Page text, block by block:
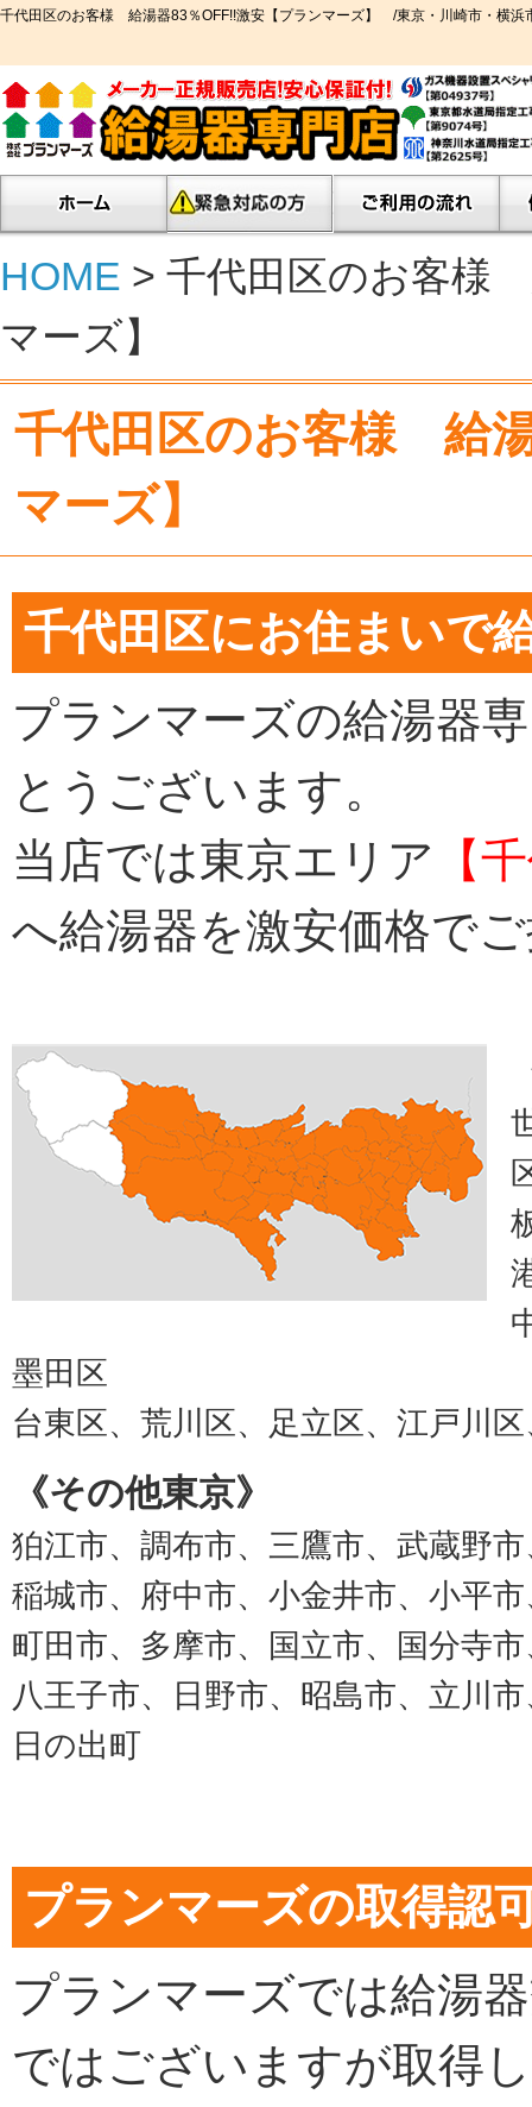
千代田区のお客様 給湯器83％OFF!!激安【プランマーズ】 /東京・川崎市・横浜
HOME > 千代田区のお客様
マーズ】
千代田区のお客様 給
マーズ】
千代田区にお住まいで
プランマーズの給湯器
とうございます。
当店では東京エリア 【
へ給湯器を激安価格で
墨田区
台東区、荒川区、足立区、江戸川
《その他東京》
狛江市、調布市、三鷹市、武蔵野
稲城市、府中市、小金井市、小平
町田市、多摩市、国立市、国分寺
八王子市、日野市、昭島市、立川
日の出町
プランマーズの取得認
プランマーズでは給湯
ではございますが取得